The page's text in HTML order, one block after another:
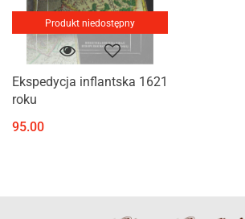
Produkt niedostępny
Ekspedycja inflantska 1621
roku
95.00